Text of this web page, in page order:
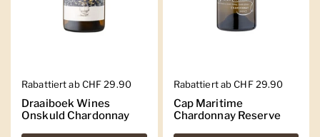
Regulärer Preis
Rabattiert ab CHF 29.90
Draaiboek Wines
Onskuld Chardonnay
Regulärer Preis
Rabattiert ab CHF 29.90
Cap Maritime
Chardonnay Reserve